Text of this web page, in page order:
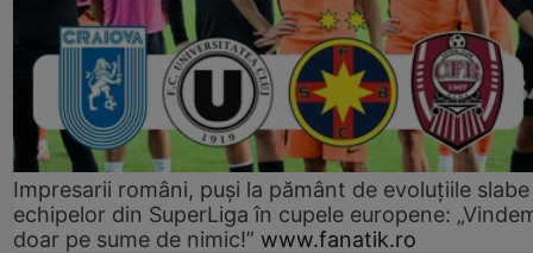
Impresarii români, puși la pământ de evoluțiile slabe
echipelor din SuperLiga în cupele europene:
doar pe sume de nimic!” www.fanatik.ro